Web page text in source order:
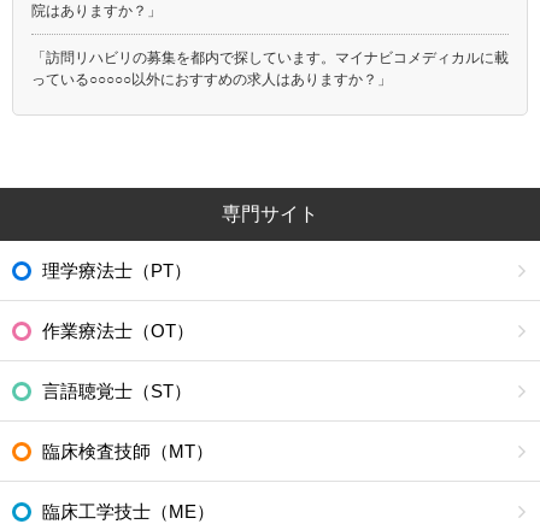
院はありますか？」
「訪問リハビリの募集を都内で探しています。マイナビコメディカルに載
っている○○○○○以外におすすめの求人はありますか？」
専門サイト
理学療法士（PT）
作業療法士（OT）
言語聴覚士（ST）
臨床検査技師（MT）
臨床工学技士（ME）